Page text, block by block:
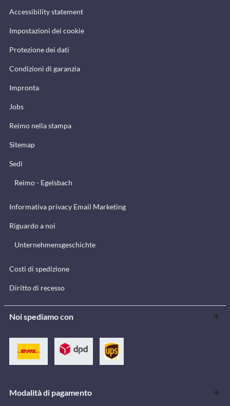
Accessibility statement
Impostazioni dei cookie
Protezione dei dati
Condizioni di garanzia
Impronta
Jobs
Reimo nella stampa
Sitemap
Sedi
Reimo - Egelsbach
Informativa privacy Email Marketing
Riguardo a noi
Unternehmensgeschichte
Costi di spedizione
Diritto di recesso
Noi spediamo con
Modalità di pagamento